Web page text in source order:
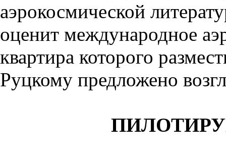
аэрокосмической
оценит международное
квартира которого
Руцкому предложено